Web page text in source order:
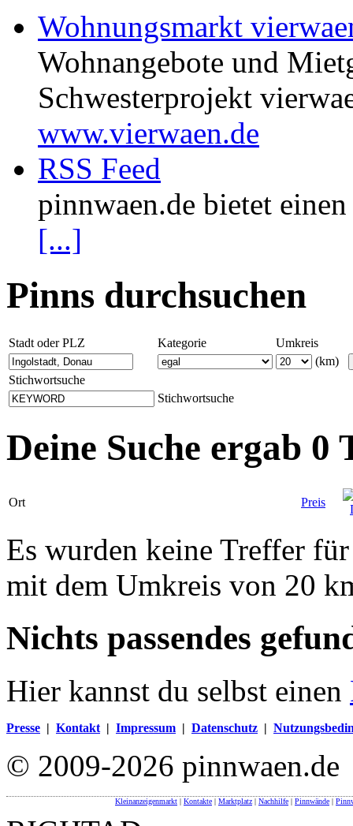
Wohnungsmarkt
Wohnangebote und
Schwesterprojekt
www.vierwaen.de
RSS Feed
pinnwaen.de bietet
[...]
Pinns durchsuchen
Stadt oder PLZ Kategorie
Umkreis
(km)
Stichwortsuche
Stichwortsuche
Deine Suche ergab 0
Ort Preis
Es wurden keine Treffer
mit dem Umkreis von 20
Nichts passendes
Hier kannst du selbst einen
Presse | Kontakt | Impressum | Datenschutz |
© 2009-2026 pinnwaen.de
Kleinanzeigenmarkt | Kontakte | Marktplatz | Nachhilfe | Pinnwände |